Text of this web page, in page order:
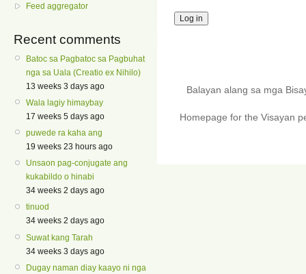
Feed aggregator
Recent comments
Batoc sa Pagbatoc sa Pagbuhat
nga sa Uala (Creatio ex Nihilo)
13 weeks 3 days ago
Wala lagiy himaybay
17 weeks 5 days ago
puwede ra kaha ang
19 weeks 23 hours ago
Unsaon pag-conjugate ang
kukabildo o hinabi
34 weeks 2 days ago
tinuod
34 weeks 2 days ago
Suwat kang Tarah
34 weeks 3 days ago
Dugay naman diay kaayo ni nga
Balayan alang sa mga
Homepage for the Visayan